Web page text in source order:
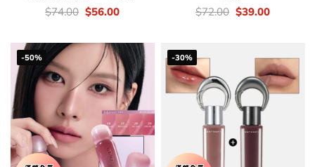
價
錢：
$74.00 Original
price
$74.00.
$56.00Current
$56.00.
價
錢：
$72.00 Original
price
$39.00Current
-50% -30%